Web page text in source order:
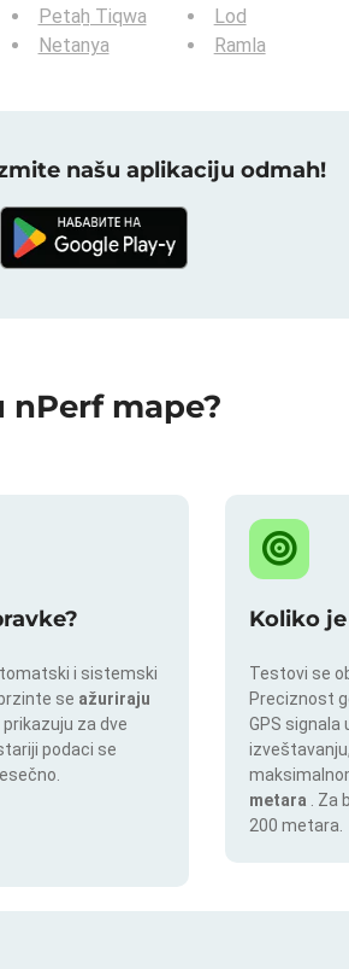
Petaẖ Tiqwa
Netanya
Lod
Ramla
našu aplikaciju odmah!
mape?
i sistemski
se ažuriraju
prikazuju za dve
podaci se
Koliko
Testovi se
Preciznost
GPS signala
metara
.
200 metara.